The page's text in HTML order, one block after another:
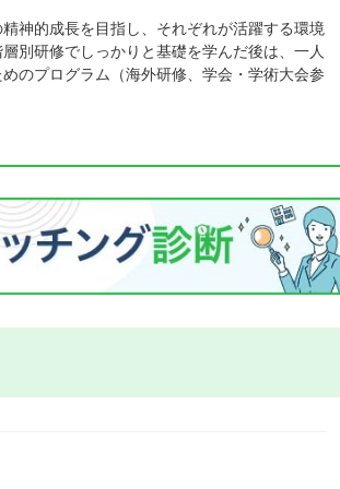
神的成長を目指し、それぞれが活躍する環境
別研修でしっかりと基礎を学んだ後は、一人
のプログラム（海外研修、学会・学術大会参